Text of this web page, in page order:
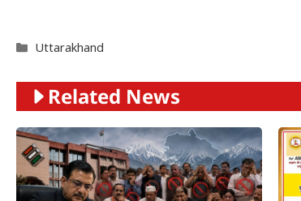
Categories
Uttarakhand
Related News